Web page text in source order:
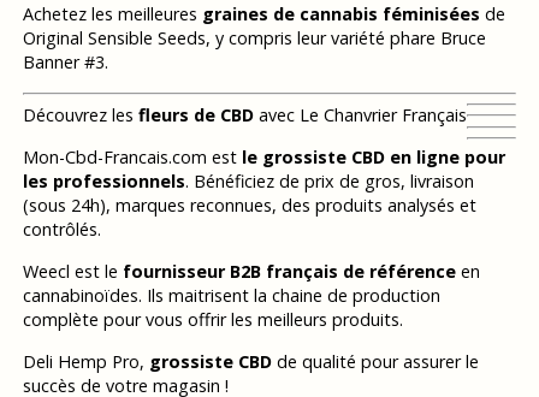
Achetez les meilleures graines de cannabis féminisées de
Original Sensible Seeds, y compris leur variété phare Bruce
Banner #3.
Découvrez les fleurs de CBDavec Le Chanvrier Français
Mon-Cbd-Francais.com est le grossiste CBD en ligne pour
les professionnels. Bénéficiez de prix de gros, livraison
(sous 24h), marques reconnues, des produits analysés et
contrôlés.
Weecl est le fournisseur B2B français de référenceen
cannabinoïdes. Ils maitrisent la chaine de production
complète pour vous offrir les meilleurs produits.
Deli Hemp Pro, grossiste CBDde qualité pour assurer le
succès de votre magasin !